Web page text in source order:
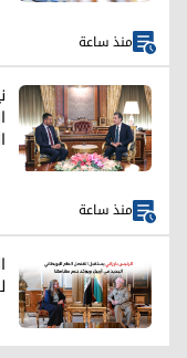
منذ ساعة
منذ ساعة